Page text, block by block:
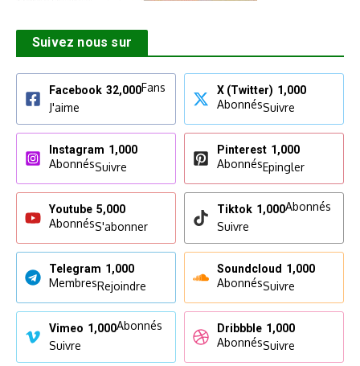
Suivez nous sur
Facebook 32,000Fans
J'aime
X (Twitter) 1,000
AbonnésSuivre
Instagram 1,000
AbonnésSuivre
Pinterest 1,000
AbonnésEpingler
Youtube 5,000
AbonnésS'abonner
Tiktok 1,000Abonnés
Suivre
Telegram 1,000
MembresRejoindre
Soundcloud 1,000
AbonnésSuivre
Vimeo 1,000Abonnés
Suivre
Dribbble 1,000
AbonnésSuivre